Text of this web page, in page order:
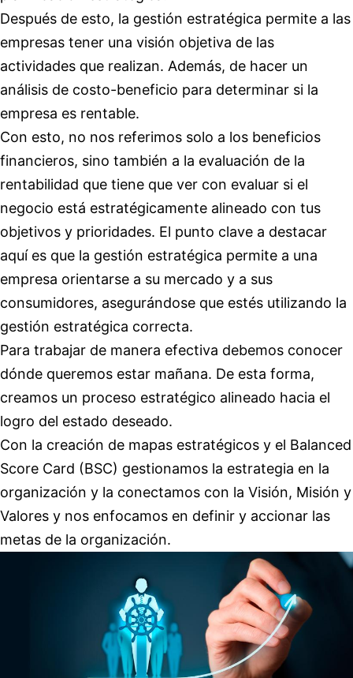
Después de esto, la gestión estratégica permite a las
empresas tener una visión objetiva de las
actividades que realizan. Además, de hacer un
análisis de costo-beneficio para determinar si la
empresa es rentable.
Con esto, no nos referimos solo a los beneficios
financieros, sino también a la evaluación de la
rentabilidad que tiene que ver con evaluar si el
negocio está estratégicamente alineado con tus
objetivos y prioridades. El punto clave a destacar
aquí es que la gestión estratégica permite a una
empresa orientarse a su mercado y a sus
consumidores, asegurándose que estés utilizando la
gestión estratégica correcta.
Para trabajar de manera efectiva debemos conocer
dónde queremos estar mañana. De esta forma,
creamos un proceso estratégico alineado hacia el
logro del estado deseado.
Con la creación de mapas estratégicos y el Balanced
Score Card (BSC) gestionamos la estrategia en la
organización y la conectamos con la Visión, Misión y
Valores y nos enfocamos en definir y accionar las
metas de la organización.